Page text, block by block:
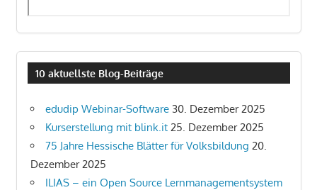
10 aktuellste Blog-Beiträge
edudip Webinar-Software 30. Dezember 2025
Kurserstellung mit blink.it 25. Dezember 2025
75 Jahre Hessische Blätter für Volksbildung 20.
Dezember 2025
ILIAS – ein Open Source Lernmanagementsystem